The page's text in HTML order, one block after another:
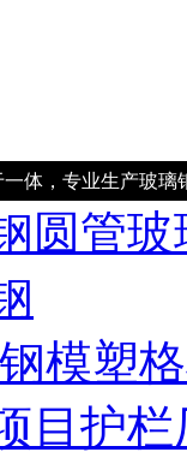
体，专业生产玻璃
圆管玻
模塑
目护栏